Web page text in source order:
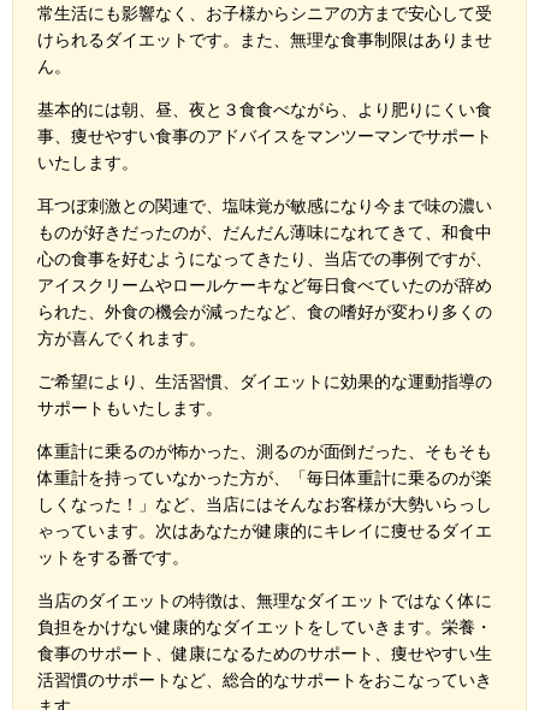
常生活にも影響なく、お子様からシニアの方まで安心して受
けられるダイエットです。また、無理な食事制限はありませ
ん。
基本的には朝、昼、夜と３食食べながら、
より肥りにくい食
事、痩せやすい食事のアドバイスをマンツーマンでサポート
いたします。
耳つぼ刺激との関連で、塩味覚が敏感になり今まで味の濃い
ものが好きだったのが、だんだん薄味になれてきて、和食中
心の食事を好むようになってきたり、 当店での事例ですが、
アイスクリームやロールケーキなど毎日食べていたのが辞め
られた、外食の機会が減ったなど、食の嗜好が変わり多くの
方が喜んでくれます。
ご希望により、生活習慣、ダイエットに効果的な運動指導の
サポートもいたします。
体重計に乗るのが怖かった、測るのが面倒だった、そもそも
体重計を持っていなかった方が、「毎日体重計に乗るのが楽
しくなった！」など、当店にはそんなお客様が大勢いらっし
ゃっています。次はあなたが健康的にキレイに痩せるダイエ
ットをする番です。
当店のダイエットの特徴は、無理なダイエットではなく体に
負担をかけない健康的なダイエットをしていきます。栄養・
食事のサポート、健康になるためのサポート、痩せやすい生
活習慣のサポートなど、総合的なサポートをおこなっていき